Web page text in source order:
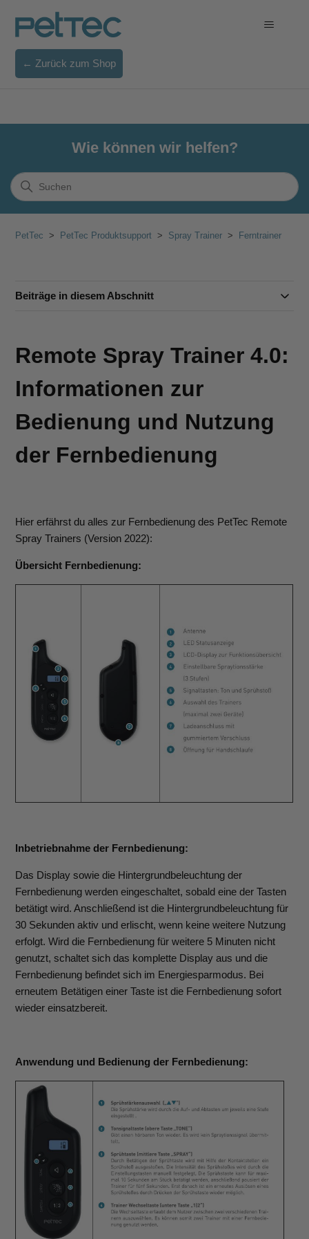
← Zurück zum Shop
Wie können wir helfen?
PetTec PetTec Produktsupport Spray Trainer Ferntrainer
Beiträge in diesem Abschnitt
Remote Spray Trainer 4.0:
Informationen zur
Bedienung und Nutzung
der Fernbedienung
Hier erfährst du alles zur Fernbedienung des PetTec Remote
Spray Trainers (Version 2022):
Übersicht Fernbedienung:
Inbetriebnahme der Fernbedienung:
Das Display sowie die Hintergrundbeleuchtung der
Fernbedienung werden eingeschaltet, sobald eine der Tasten
betätigt wird. Anschließend ist die Hintergrundbeleuchtung für
30 Sekunden aktiv und erlischt, wenn keine weitere Nutzung
erfolgt. Wird die Fernbedienung für weitere 5 Minuten nicht
genutzt, schaltet sich das komplette Display aus und die
Fernbedienung befindet sich im Energiesparmodus. Bei
erneutem Betätigen einer Taste ist die Fernbedienung sofort
wieder einsatzbereit.
Anwendung und Bedienung der Fernbedienung: